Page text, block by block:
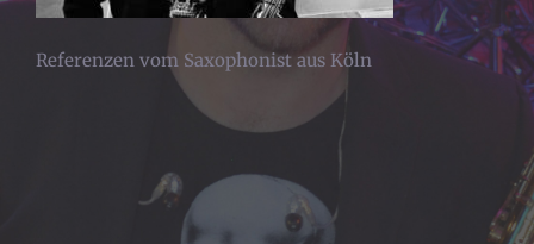
Referenzen vom Saxophonist aus Köln